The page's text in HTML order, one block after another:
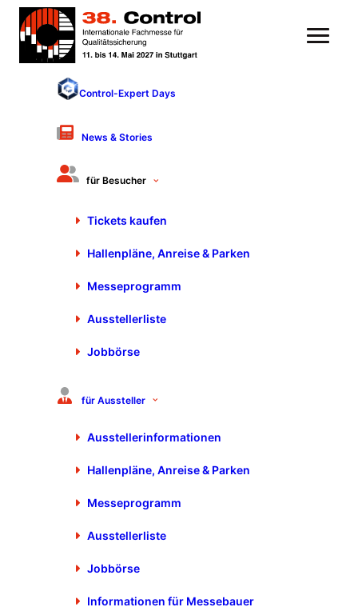
Control-Expert Days
News & Stories
für Besucher
Tickets kaufen
Hallenpläne, Anreise & Parken
Messeprogramm
Ausstellerliste
Jobbörse
für Aussteller
Ausstellerinformationen
Hallenpläne, Anreise & Parken
Messeprogramm
Ausstellerliste
Jobbörse
Informationen für Messebauer
Treffen Sie die Expertinnen
und Experten für
Qualitätssicherung
Tickets